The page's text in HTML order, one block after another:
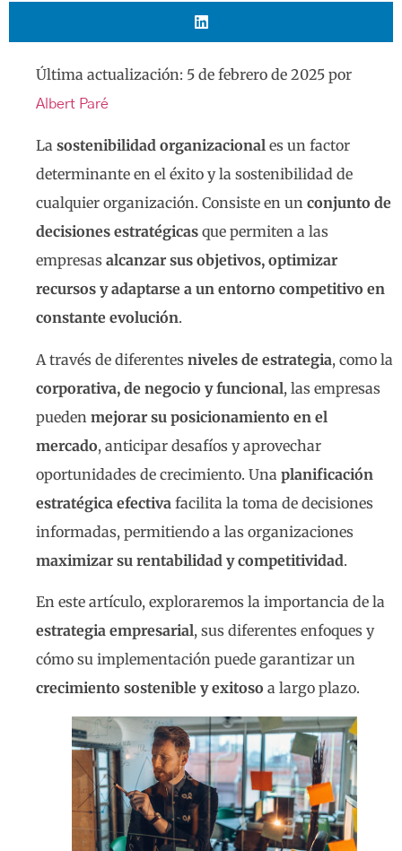
Última actualización: 5 de febrero de 2025 por
Albert Paré
La sostenibilidad organizacional es un factor
determinante en el éxito y la sostenibilidad de
cualquier organización. Consiste en un conjunto de
decisiones estratégicas que permiten a las
empresas alcanzar sus objetivos, optimizar
recursos y adaptarse a un entorno competitivo en
constante evolución.
A través de diferentes niveles de estrategia, como la
corporativa, de negocio y funcional, las empresas
pueden mejorar su posicionamiento en el
mercado, anticipar desafíos y aprovechar
oportunidades de crecimiento. Una planificación
estratégica efectiva facilita la toma de decisiones
informadas, permitiendo a las organizaciones
maximizar su rentabilidad y competitividad.
En este artículo, exploraremos la importancia de la
estrategia empresarial, sus diferentes enfoques y
cómo su implementación puede garantizar un
crecimiento sostenible y exitoso a largo plazo.